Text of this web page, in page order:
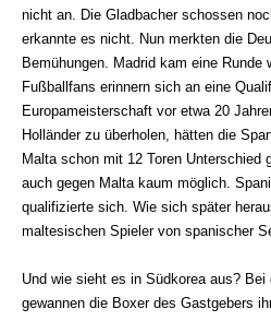
nicht an. Die Gladbacher schossen
erkannte es nicht. Nun merkten die
Bemühungen. Madrid kam eine Runde
Fußballfans erinnern sich an eine
Europameisterschaft vor etwa 20
Holländer zu überholen, hätten die
Malta schon mit 12 Toren Unterschied
auch gegen Malta kaum möglich.
qualifizierte sich. Wie sich später
maltesischen Spieler von spanischer
Und wie sieht es in Südkorea aus?
gewannen die Boxer des Gastgebers